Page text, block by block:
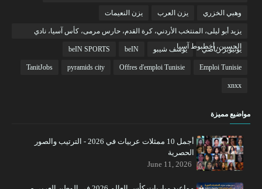
وهبي الخزري يزن العرب يزن النعيمات
يزيد أبو ليلى، المنتخب الأردني، كرة القدم، حارس مرمى، كأس آسيا، نادي
الحسين، أخطبوط آسيا
يوتيوبر رياضي يوسف شيبو beIN
beIN SPORTS
Emploi Tunisie
Offres d'emploi Tunisie
pyramids city
TanitJobs
xnxx
مواضيع مميزة
أجمل 10 ممثلات عربيات في 2026 - الترتيب والصور
الحصرية
June 11, 2026